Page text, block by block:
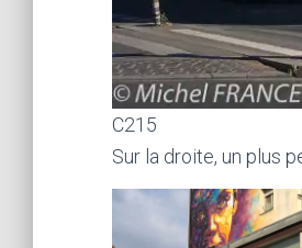
C215
Sur la droite, un plus